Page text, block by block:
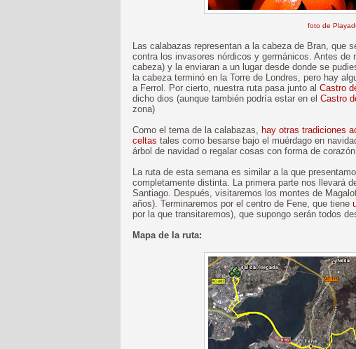
foto de
Las calabazas representan a la cabeza de Bran, que
contra los invasores nórdicos y germánicos. Antes
cabeza) y la enviaran a un lugar desde donde se
la cabeza terminó en la Torre de Londres, pero hay
a Ferrol. Por cierto, nuestra ruta pasa junto al Castro
dicho dios (aunque también podría estar en el Castro
zona)
Como el tema de la calabazas, hay otras tradiciones
celtas tales como besarse bajo el muérdago en
árbol de navidad o regalar cosas con forma de
La ruta de esta semana es similar a la que
completamente distinta. La primera parte nos llevará
Santiago. Después, visitaremos los montes de
años). Terminaremos por el centro de Fene, que tiene
por la que transitaremos), que supongo serán todos
Mapa de la ruta: